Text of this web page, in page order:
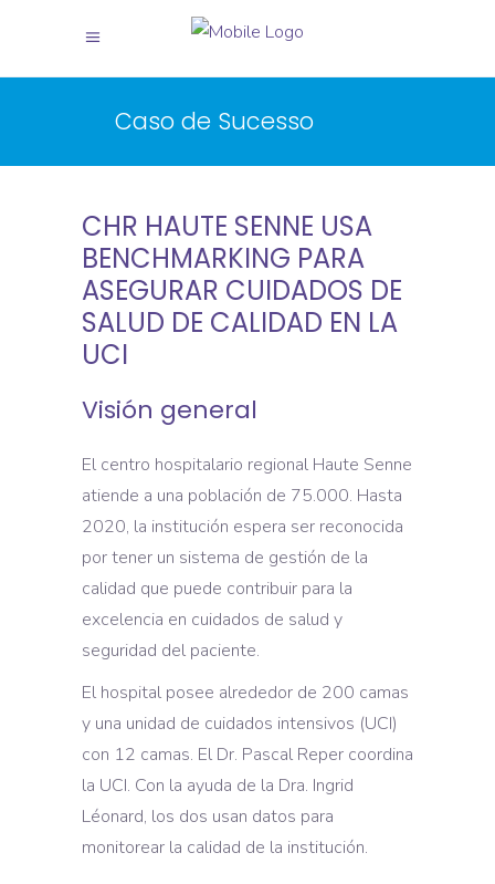
Caso de Sucesso
CHR HAUTE SENNE USA
BENCHMARKING PARA
ASEGURAR CUIDADOS DE
SALUD DE CALIDAD EN LA
UCI
Visión general
El centro hospitalario regional Haute Senne
atiende a una población de 75.000. Hasta
2020, la institución espera ser reconocida
por tener un sistema de gestión de la
calidad que puede contribuir para la
excelencia en cuidados de salud y
seguridad del paciente.
El hospital posee alrededor de 200 camas
y una unidad de cuidados intensivos (UCI)
con 12 camas. El Dr. Pascal Reper coordina
la UCI. Con la ayuda de la Dra. Ingrid
Léonard, los dos usan datos para
monitorear la calidad de la institución.